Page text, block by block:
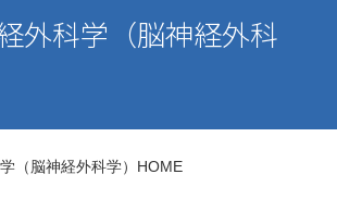
外科学（脳神経外科
（脳神経外科学）HOME